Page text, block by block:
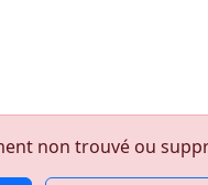
non trouvé ou